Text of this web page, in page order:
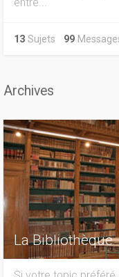
entre...
13 Sujets 99
Archives
La Bibliothèque